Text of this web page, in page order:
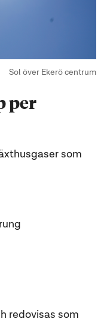
Sol över Ekerö centrum
per
som
redovisas som